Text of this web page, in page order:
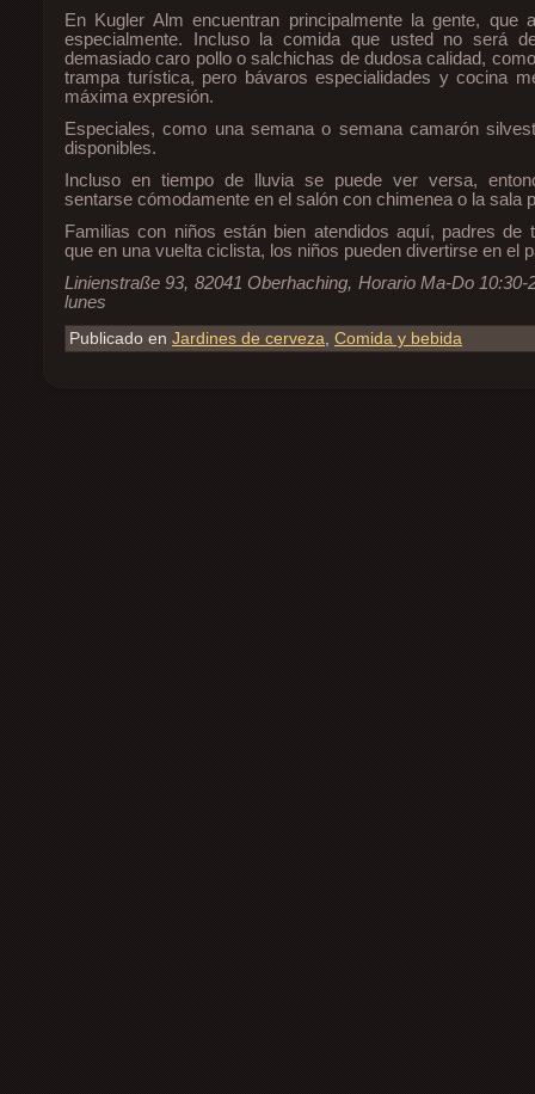
En Kugler Alm encuentran principalmente la gente, que
especialmente. Incluso la comida que usted no será
demasiado caro pollo o salchichas de dudosa calidad,
trampa turística, pero bávaros especialidades y cocina
máxima expresión.
Especiales, como una semana o semana camarón
disponibles.
Incluso en tiempo de lluvia se puede ver versa,
sentarse cómodamente en el salón con chimenea o la sala
Familias con niños están bien atendidos aquí, padres de
que en una vuelta ciclista, los niños pueden divertirse en el
Linienstraße 93, 82041 Oberhaching, Horario Ma-Do 10:30-
lunes
Publicado en Jardines de cerveza, Comida y bebida